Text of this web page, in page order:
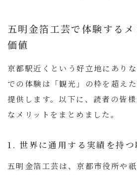
五明金箔工芸で体験する
価値
京都駅近くという好立地にあり
での体験は「観光」の枠を超え
提供します。以下に、読者の皆
なメリットをまとめました。
1. 世界に通用する実績を持つ
五明金箔工芸は、京都市役所や